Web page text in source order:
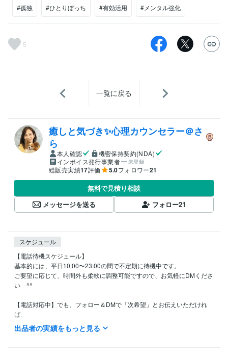
#孤独 #ひとりぼっち #有効活用 #メンタル強化
5
一覧に戻る
癒しと気づき✨心理カウンセラー＠さ
ら
本人確認
機密保持契約(NDA)
インボイス発行事業者
未登録
総販売実績17評価 5.0フォロワー21
無料で見積り相談
メッセージを送る
フォロー21
スケジュール
【電話待機スケジュール】
基本的には、平日10:00〜23:00の間で不定期に待機中です。
ご要望に応じて、時間外も柔軟に調整可能ですので、お気軽にDMくださ
い　^^
【電話対応中】でも、フォロー＆DMで「次希望」とお伝えいただけれ
ば、
終了後にこちらからご連絡いたします。
出品者の実績をもっと見る